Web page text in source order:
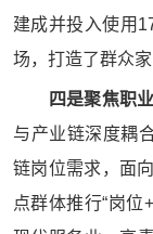
建成并投入使用
场，打造了群众家
四是聚焦职
与产业链深度耦
链岗位需求，面
点群体推行“岗位